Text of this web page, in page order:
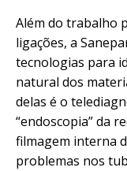
Além do trabalho
ligações, a
tecnologias para
natural dos
delas é o
“endoscopia” da
filmagem interna
problemas nos